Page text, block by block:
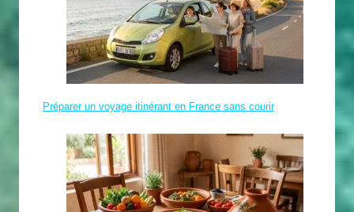
Préparer un voyage itinérant en France sans courir